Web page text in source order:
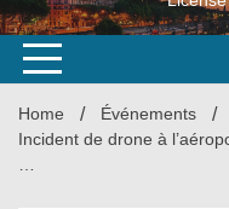
Home
Événements
Incident de drone à
…